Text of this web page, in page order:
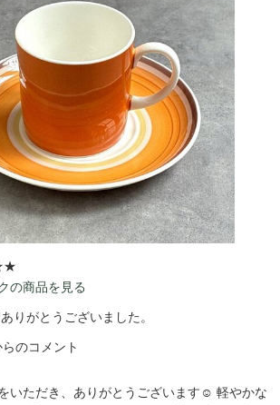
の商品を見る
りがとうございました。
のコメント
いただき、ありがとうございます☺️ 軽やかな